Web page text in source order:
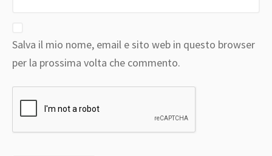
Salva il mio nome, email e sito web in questo browser
per la prossima volta che commento.